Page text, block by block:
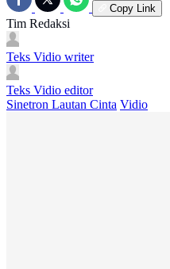
Copy Link
Tim Redaksi
Teks Vidio writer
Teks Vidio editor
Sinetron Lautan Cinta Vidio